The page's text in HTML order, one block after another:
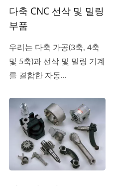
다축 CNC 선삭 및 밀링
부품
우리는 다축 가공(3축, 4축
및 5축)과 선삭 및 밀링 기계
를 결합한 자동...